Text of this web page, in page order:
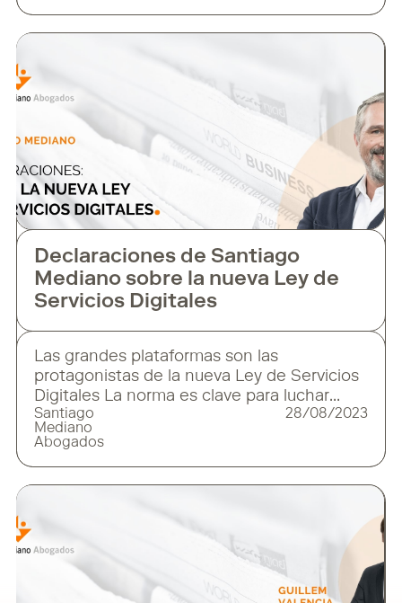
las organizaciones a cumplir
Declaraciones de Santiago
Mediano sobre la nueva Ley de
Servicios Digitales
Las grandes plataformas son las
protagonistas de la nueva Ley de Servicios
Digitales La norma es clave para luchar
contra los problemas que afectan a la
sociedad digital, como el discurso de odio,
Santiago
Mediano
Abogados
28/08/2023